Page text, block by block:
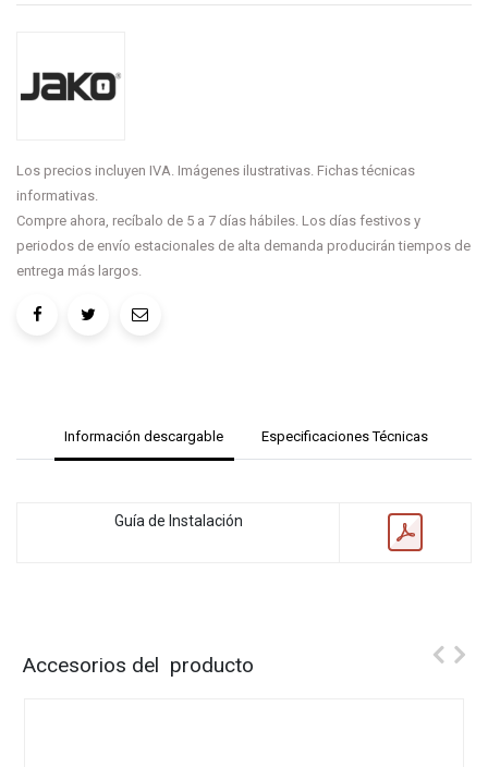
Los precios incluyen IVA. Imágenes ilustrativas. Fichas técnicas
informativas.
Compre ahora, recíbalo de 5 a 7 días hábiles. Los días festivos y
periodos de envío estacionales de alta demanda producirán tiempos de
entrega más largos.
Información descargable Especificaciones Técnicas
Guía de Instalación
Accesorios del producto